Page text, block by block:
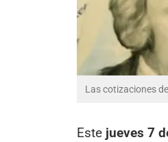
Las cotizaciones
Este jueves 7